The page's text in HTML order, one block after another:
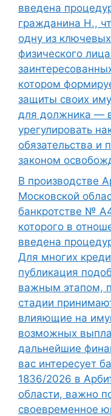
введена
гражданина Н.,
одну из
физического
котором
защиты своих
для должника —
урегулировать
обязательства и
законом
В производстве
Московской
банкротстве №
которого в
введена
Для многих
публикация
важным этапом,
стадии
влияющие на
возможных
дальнейшие
вас интересует
1836/2026 в
области, важно
своевременное